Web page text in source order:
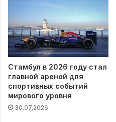
Стамбул в 2026 году стал
главной ареной для
спортивных событий
мирового уровня
30.07.2026